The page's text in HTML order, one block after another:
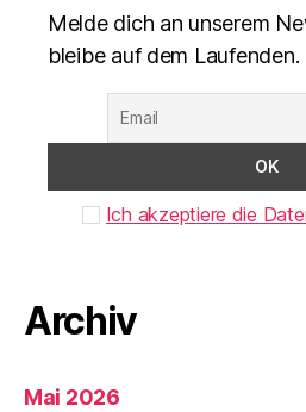
Melde dich an unserem
bleibe auf dem Laufenden.
Ich akzeptiere die
Archiv
Mai 2026